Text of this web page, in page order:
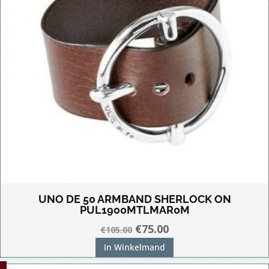
UNO DE 50 ARMBAND SHERLOCK ON
PUL1900MTLMAR0M
€105.00 Oorspronkelijke
prijs
was:
€75.00Huidige
is:
In Winkelmand